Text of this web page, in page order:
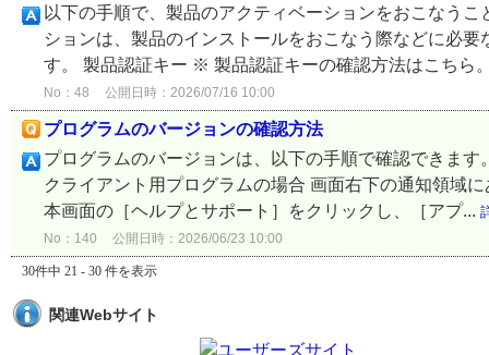
以下の手順で、製品のアクティベーションをおこなう
ションは、製品のインストールをおこなう際などに必
す。 製品認証キー ※ 製品認証キーの確認方法はこちら
No：48 公開日時：2026/07/16 10:00
プログラムのバージョンの確認方法
プログラムのバージョンは、以下の手順で確認できま
クライアント用プログラムの場合 画面右下の通知領域
本画面の［ヘルプとサポート］をクリックし、［アプ...
No：140 公開日時：2026/06/23 10:00
30件中 21 - 30 件を表示
関連Webサイト